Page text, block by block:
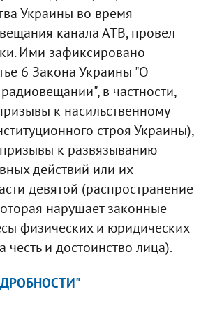
Украины во время
канала АТВ, провел
Ими зафиксировано
6 Закона Украины "О
в частности,
к насильственному
строя Украины),
к развязыванию
действий или их
девятой (распространение
нарушает законные
физических и юридических
честь и достоинство лица).